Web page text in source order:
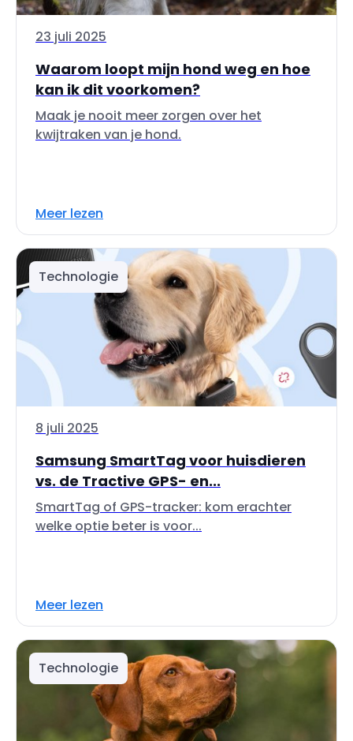
23 juli 2025
Waarom loopt mijn hond weg en hoe
kan ik dit voorkomen?
Maak je nooit meer zorgen over het
kwijtraken van je hond.
Meer lezen
Technologie
8 juli 2025
Samsung SmartTag voor huisdieren
vs. de Tractive GPS- en...
SmartTag of GPS-tracker: kom erachter
welke optie beter is voor...
Meer lezen
Technologie